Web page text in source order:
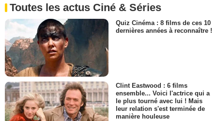
Toutes les actus Ciné & Séries
Quiz Cinéma : 8 films de ces 10
dernières années à reconnaître !
Clint Eastwood : 6 films
ensemble... Voici l'actrice qui a
le plus tourné avec lui ! Mais
leur relation s'est terminée de
manière houleuse